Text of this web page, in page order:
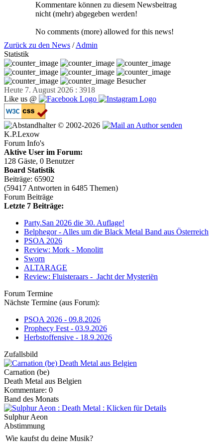
Kommentare können zu diesem Newsbeitrag
nicht (mehr) abgegeben werden!
No comments (more) allowed for this news!
Zurück zu den News /Admin
Statistik
Besucher
Heute 7. August 2026 : 3918
Like us @
© 2002-2026
K.P.Lexow
Forum Info's
Aktive User im Forum:
128 Gäste, 0 Benutzer
Board Statistik
Beiträge: 65902
(59417 Antworten in 6485 Themen)
Forum Beiträge
Letzte 7 Beiträge:
Party.San 2026 die 30. Auflage!
Belphegor - Alles um die Black Metal Band aus Österreich
PSOA 2026
Review: Mork - Monolitt
Sworn
ALTARAGE
Review: Fluisteraars - Jacht der Mysteriën
Forum Termine
Nächste Termine (aus Forum):
PSOA 2026 - 09.8.2026
Prophecy Fest - 03.9.2026
Herbstoffensive - 18.9.2026
Zufallsbild
Carnation (be)
Death Metal aus Belgien
Kommentare: 0
Band des Monats
Sulphur Aeon
Abstimmung
Wie kaufst du deine Musik?